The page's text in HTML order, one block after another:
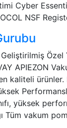
Cyber
NSF
Özel
APIEZON
kaliteli ürünler.
yüksek
Tüm vakum